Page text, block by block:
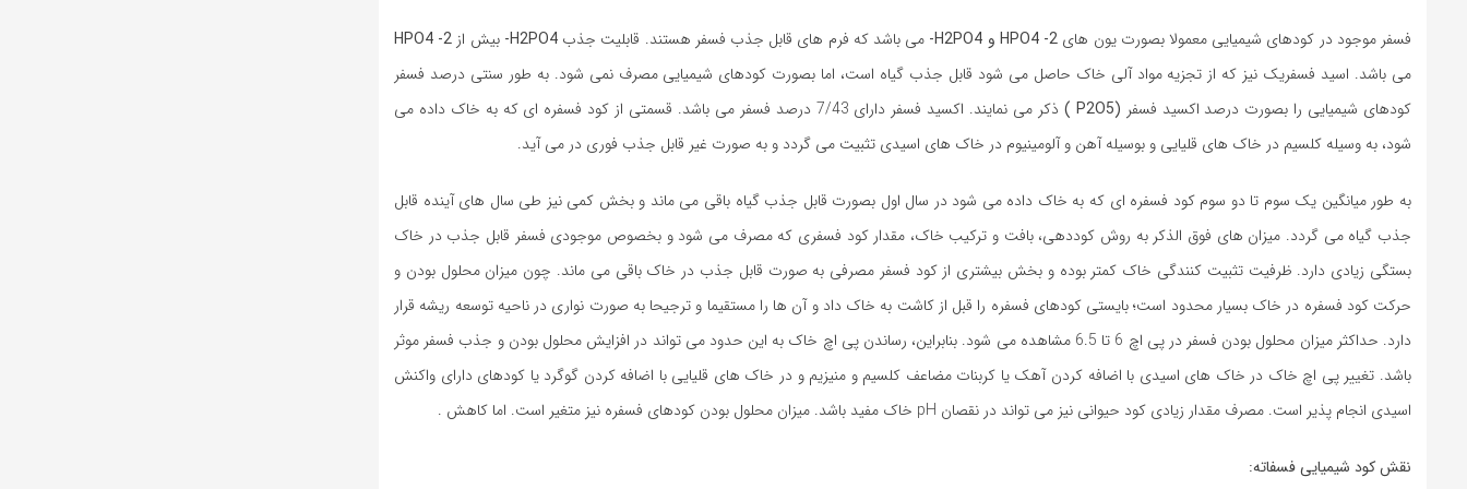
فسفر موجود در کودهای شیمیایی معمولا بصورت یون های HPO4 -2 و H2PO4- می باشد که فرم های قابل جذب فسفر هستند. قابلیت جذب H2PO4- بیش از HPO4 -2
می باشد. اسید فسفریک نیز که از تجزیه مواد آلی خاک حاصل می شود قابل جذب گیاه است، اما بصورت کودهای شیمیایی مصرف نمی شود. به طور سنتی درصد فسفر
کودهای شیمیایی را بصورت درصد اکسید فسفر (P2O5 )
ذکر می نمایند. اکسید فسفر دارای 7/43 درصد فسفر می باشد. قسمتی از کود فسفره ای که به خاک داده می
شود، به وسیله کلسیم در خاک های قلیایی و بوسیله آهن و آلومینیوم در خاک های اسیدی تثبیت می گردد و به صورت غیر قابل جذب فوری در می آید.
به طور میانگین یک سوم تا دو سوم کود فسفره ای که به خاک داده می شود در سال اول بصورت قابل جذب گیاه باقی می ماند و بخش کمی نیز طی سال های آینده قابل
جذب گیاه می گردد. میزان های فوق الذکر به روش کوددهی، بافت و ترکیب خاک، مقدار کود فسفری که مصرف می شود و بخصوص موجودی فسفر قابل جذب در خاک
بستگی زیادی دارد. ظرفیت تثبیت کنندگی خاک کمتر بوده و بخش بیشتری از کود فسفر مصرفی به صورت قابل جذب در خاک باقی می ماند. چون میزان محلول بودن و
حرکت کود فسفره در خاک بسیار محدود است؛ بایستی کودهای فسفره را قبل از کاشت به خاک داد و آن ها را مستقیما و ترجیحا به صورت نواری در ناحیه توسعه ریشه قرار
دارد. حداکثر میزان محلول بودن فسفر در پی اچ 6 تا 6.5 مشاهده می شود. بنابراین، رساندن پی اچ خاک به این حدود می تواند در افزایش محلول بودن و جذب فسفر موثر
باشد. تغییر پی اچ خاک در خاک های اسیدی با اضافه کردن آهک یا کربنات مضاعف کلسیم و منیزیم و در خاک های قلیایی با اضافه کردن گوگرد یا کودهای دارای واکنش
اسیدی انجام پذیر است. مصرف مقدار زيادی کود حيوانی نيز می تواند در نقصان pH خاک مفيد باشد. ميزان محلول بودن کودهای فسفره نيز متغير است. اما کاهش .
نقش کود شیمیایی فسفاته: